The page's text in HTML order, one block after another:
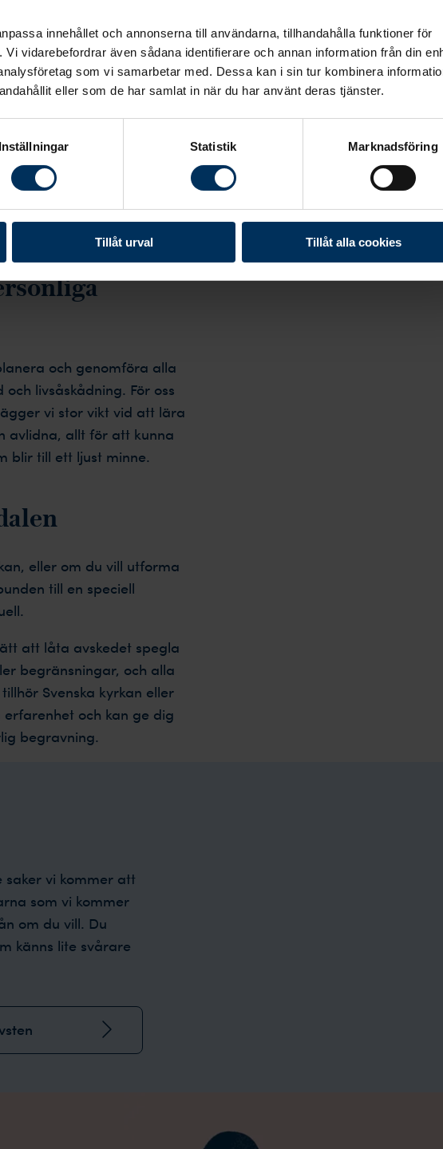
innehållet och annonserna till användarna, tillhandahålla funktioner för
vidarebefordrar även sådana identifierare och annan information från din
som vi samarbetar med. Dessa kan i sin tur kombinera
eller som de har samlat in när du har använt deras tjänster.
Inställningar Statistik Marknadsföring
Tillåt urval Tillåt alla cookies
Våra kunder berättar
och genomföra alla
livsåskådning. För oss
vi stor vikt vid att lära
avlidna, allt för att kunna
blir till ett ljust minne.
eller om du vill utforma
till en speciell
att låta avskedet spegla
begränsningar, och alla
Svenska kyrkan eller
och kan ge dig
begravning.
vi kommer att
som vi kommer
om du vill. Du
känns lite svårare